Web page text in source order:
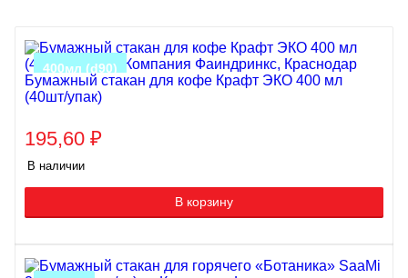
400мл (d90)
Бумажный стакан для кофе Крафт ЭКО 400 мл
(40шт/упак)
195,60 ₽
В наличии
В корзину